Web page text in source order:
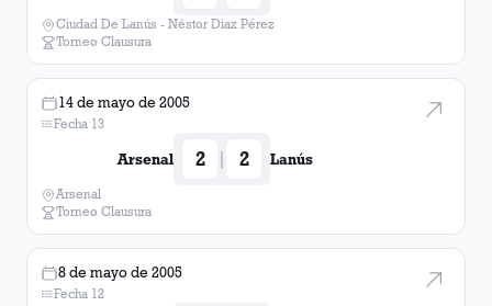
Ciudad De Lanús - Néstor Diaz Pérez
Torneo Clausura
14 de mayo de 2005
Fecha 13
Arsenal 2 | 2 Lanús
Arsenal
Torneo Clausura
8 de mayo de 2005
Fecha 12